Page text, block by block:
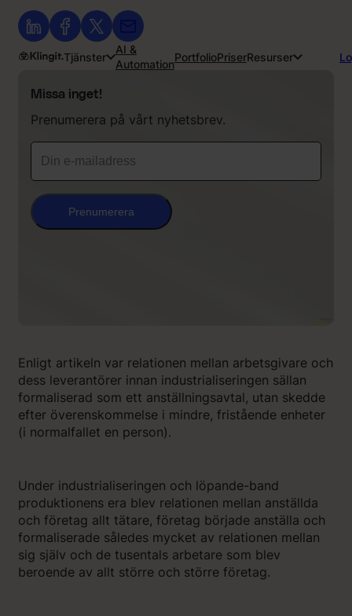
Tjänster
AI &
Automation
PortfolioPriserResurser
Missa inget!
Prenumerera på vårt nyhetsbrev.
Prenumerera
Enligt artikeln var relationen mellan arbetsgivare och
dess leverantörer innan industrialiseringen sällan
formaliserad som ett anställningsavtal, utan skedde
efter överenskommelse i mindre, fristående enheter
(i normalfallet en person).
Under industrialiseringen och löpande-band
produktionens era blev relationen mellan anställda
och företag allt tätare, företag började anställa och
formaliserade således mycket av relationen mellan
sig själv och de tusentals arbetare som blev
beroende av allt större och större företag.